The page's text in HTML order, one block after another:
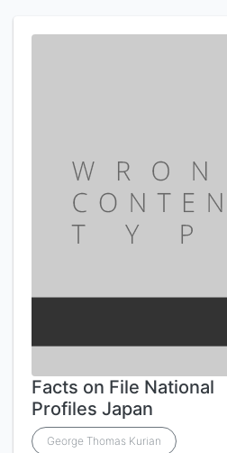
Facts on File National
Profiles Japan
George Thomas Kurian